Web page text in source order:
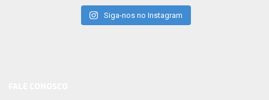
Siga-nos no Instagram